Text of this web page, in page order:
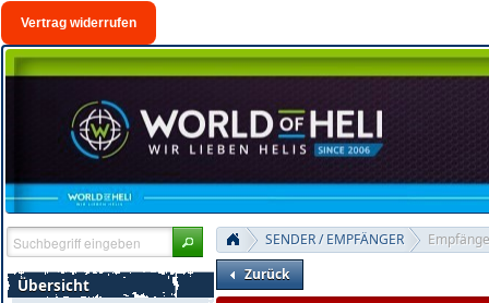
Vertrag widerrufen
Übersicht
SENDER / EMPFÄNGER
Zurück